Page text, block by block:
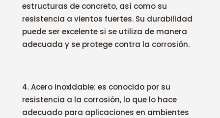
estructuras de concreto, así como su
resistencia a vientos fuertes. Su durabilidad
puede ser excelente si se utiliza de manera
adecuada y se protege contra la corrosión.
Acero inoxidable: es conocido por su
resistencia a la corrosión, lo que lo hace
adecuado para aplicaciones en ambientes